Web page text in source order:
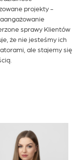
projekty -
sprawy Klientów
że nie jesteśmy ich
ale stajemy się